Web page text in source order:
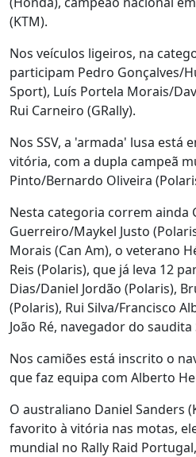
(KTM).
Nos veículos ligeiros, na
participam Pedro Gonçalves/
Sport), Luís Portela Morais/
Rui Carneiro (GRally).
Nos SSV, a 'armada' lusa está
vitória, com a dupla campeã
Pinto/Bernardo Oliveira
Nesta categoria correm ainda
Guerreiro/Maykel Justo
Morais (Can Am), o veterano
Reis (Polaris), que já leva 12
Dias/Daniel Jordão (Polaris),
(Polaris), Rui Silva/Francisco
João Ré, navegador do saudita
Nos camiões está inscrito o
que faz equipa com Alberto
O australiano Daniel Sanders
favorito à vitória nas motas,
mundial no Rally Raid